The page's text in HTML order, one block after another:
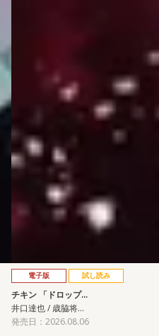
電子版 試し読み
チキン 「ドロップ…
井口達也 / 歳脇将…
発売日：2026.08.06